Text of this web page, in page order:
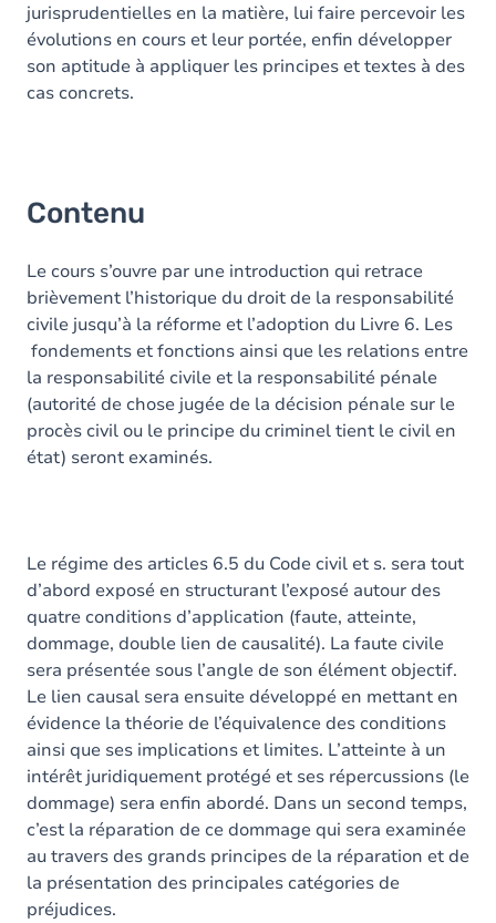
jurisprudentielles en la matière, lui faire percevoir les
évolutions en cours et leur portée, enfin développer
son aptitude à appliquer les principes et textes à des
cas concrets.
Contenu
Le cours s’ouvre par une introduction qui retrace
brièvement l’historique du droit de la responsabilité
civile jusqu’à la réforme et l’adoption du Livre 6. Les
fondements et fonctions ainsi que les relations entre
la responsabilité civile et la responsabilité pénale
(autorité de chose jugée de la décision pénale sur le
procès civil ou le principe du criminel tient le civil en
état) seront examinés.
Le régime des articles 6.5 du Code civil et s. sera tout
d’abord exposé en structurant l’exposé autour des
quatre conditions d’application (faute, atteinte,
dommage, double lien de causalité). La faute civile
sera présentée sous l’angle de son élément objectif.
Le lien causal sera ensuite développé en mettant en
évidence la théorie de l’équivalence des conditions
ainsi que ses implications et limites. L’atteinte à un
intérêt juridiquement protégé et ses répercussions (le
dommage) sera enfin abordé. Dans un second temps,
c’est la réparation de ce dommage qui sera examinée
au travers des grands principes de la réparation et de
la présentation des principales catégories de
préjudices.